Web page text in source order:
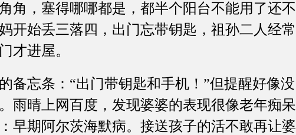
角，塞得哪哪都是，都半个阳台不能用了还不
开始丢三落四，出门忘带钥匙，祖孙二人经常
才进屋。
忘条：“出门带钥匙和手机！”但提醒好像没
雨晴上网百度，发现婆婆的表现很像老年痴呆
早期阿尔茨海默病。接送孩子的活不敢再让婆